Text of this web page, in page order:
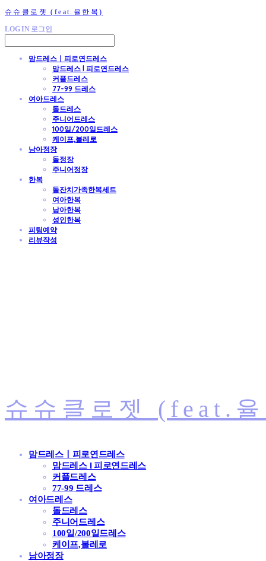
슈슈클로젯 (feat.율한복)
LOG IN 로그인
맘드레스ㅣ피로연드레스
맘드레스 l 피로연드레스
커플드레스
77-99 드레스
여아드레스
돌드레스
주니어드레스
100일/200일드레스
케이프,볼레로
남아정장
돌정장
주니어정장
한복
돌잔치가족한복세트
여아한복
남아한복
성인한복
피팅예약
리뷰작성
슈슈클로젯 (feat.
맘드레스ㅣ피로연드레스
맘드레스 l 피로연드레스
커플드레스
77-99 드레스
여아드레스
돌드레스
주니어드레스
100일/200일드레스
케이프,볼레로
남아정장